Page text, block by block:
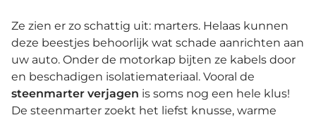
Ze zien er zo schattig uit: marters. Helaas kunnen
deze beestjes behoorlijk wat schade aanrichten aan
uw auto. Onder de motorkap bijten ze kabels door
en beschadigen isolatiemateriaal. Vooral de
steenmarter verjagen is soms nog een hele klus!
De steenmarter zoekt het liefst knusse, warme